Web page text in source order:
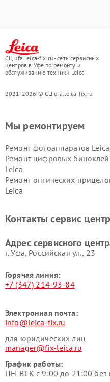
СЦ ufa.leica-fix.ru - сеть сервисных
центров в Уфе по ремонту и
обслуживанию техники Leica
2021-2026 © СЦ ufa.leica-fix.ru
Мы ремонтируем
Ремонт фотоаппаратов Leica
Ремонт цифровых биноклей
Leica
Ремонт оптических
Leica
Контакты сервис
Адрес сервисного
г. Уфа, Российская ул., 23
Горячая линия:
+7 (347) 214-93-84
Электронная почта:
info@leica-fix.ru
для юридических лиц
manager@fix-leica.ru
График работы:
ПН-ВСК с 9:00 до 21:00